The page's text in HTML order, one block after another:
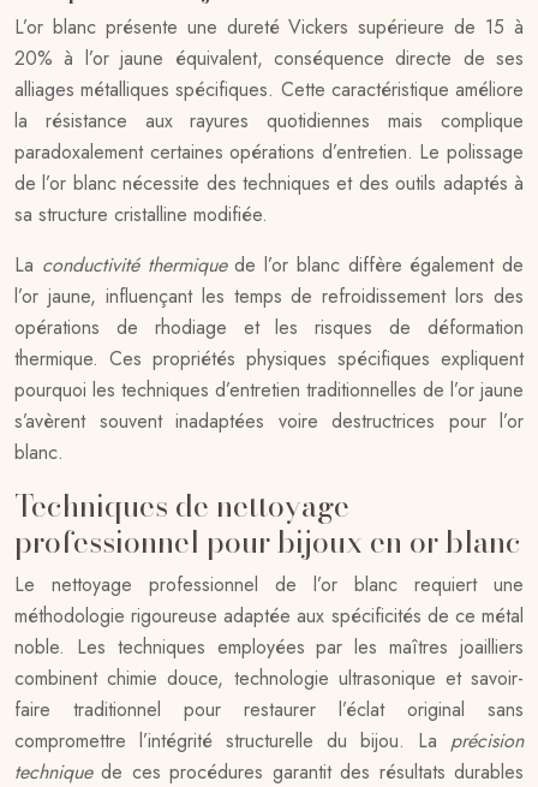
L’or blanc présente une dureté Vickers supérieure de 15 à
20% à l’or jaune équivalent, conséquence directe de ses
alliages métalliques spécifiques. Cette caractéristique améliore
la résistance aux rayures quotidiennes mais complique
paradoxalement certaines opérations d’entretien. Le polissage
de l’or blanc nécessite des techniques et des outils adaptés à
sa structure cristalline modifiée.
La conductivité thermiquede l’or blanc diffère également de
l’or jaune, influençant les temps de refroidissement lors des
opérations de rhodiage et les risques de déformation
thermique. Ces propriétés physiques spécifiques expliquent
pourquoi les techniques d’entretien traditionnelles de l’or jaune
s’avèrent souvent inadaptées voire destructrices pour l’or
blanc.
Techniques de nettoyage
professionnel pour bijoux en or blanc
Le nettoyage professionnel de l’or blanc requiert une
méthodologie rigoureuse adaptée aux spécificités de ce métal
noble. Les techniques employées par les maîtres joailliers
combinent chimie douce, technologie ultrasonique et savoir-
faire traditionnel pour restaurer l’éclat original sans
compromettre l’intégrité structurelle du bijou. La précision
techniquede ces procédures garantit des résultats durables